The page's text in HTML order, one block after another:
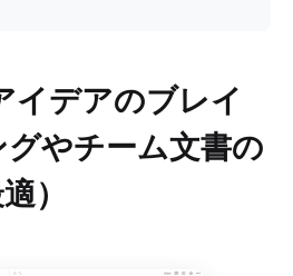
イデアのブレイ
やチーム文書の
）